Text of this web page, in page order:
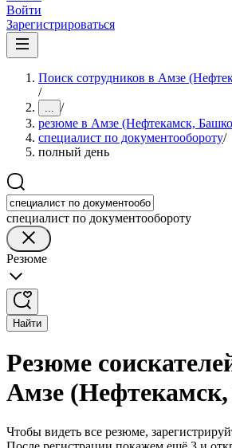
Войти
Зарегистрироваться
Поиск сотрудников в Амзе
/
... /
резюме в Амзе (Нефтекамск,
специалист по документообороту/
полный день
специалист по документообороту
Резюме
Найти
Резюме
Амзе
Чтобы видеть все резюме,